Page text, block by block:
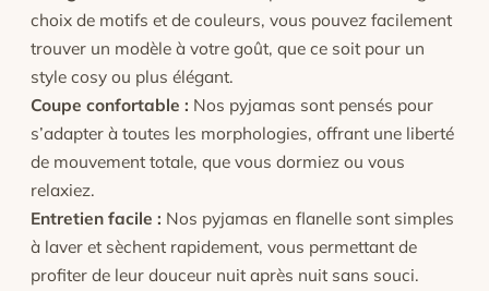
choix de motifs et de couleurs, vous pouvez facilement
trouver un modèle à votre goût, que ce soit pour un
style cosy ou plus élégant.
Coupe confortable : Nos pyjamas sont pensés pour
s’adapter à toutes les morphologies, offrant une liberté
de mouvement totale, que vous dormiez ou vous
relaxiez.
Entretien facile : Nos pyjamas en flanelle sont simples
à laver et sèchent rapidement, vous permettant de
profiter de leur douceur nuit après nuit sans souci.